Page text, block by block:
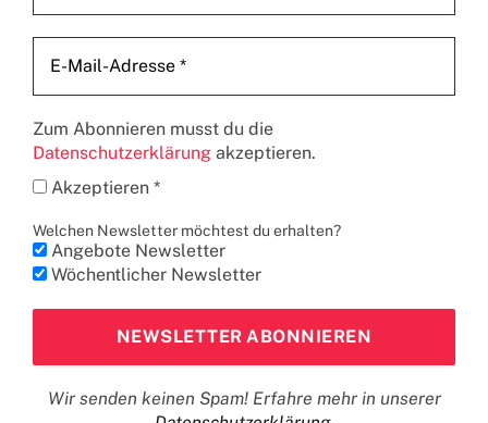
Zum Abonnieren musst du die
Datenschutzerklärung akzeptieren.
Akzeptieren *
Welchen Newsletter möchtest du erhalten?
Angebote Newsletter
Wöchentlicher Newsletter
Wir senden keinen Spam! Erfahre mehr in unserer